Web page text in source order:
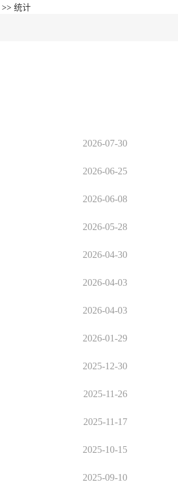
>> 统计
2026-07-30
2026-06-25
2026-06-08
2026-05-28
2026-04-30
2026-04-03
2026-04-03
2026-01-29
2025-12-30
2025-11-26
2025-11-17
2025-10-15
2025-09-10